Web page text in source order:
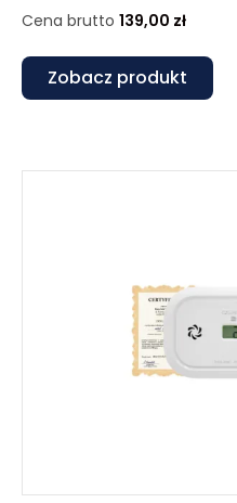
Cena brutto 139,00 zł
Zobacz produkt